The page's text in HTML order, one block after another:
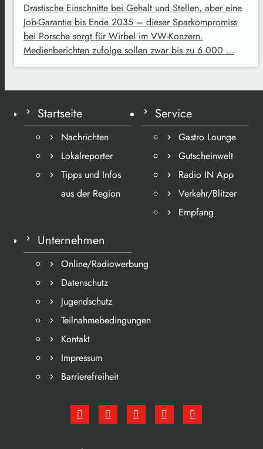
Drastische Einschnitte bei Gehalt und Stellen, aber eine
Job-Garantie bis Ende 2035 – dieser Sparkompromiss
bei Porsche sorgt für Wirbel im VW-Konzern.
Medienberichten zufolge sollen zwar bis zu 6.000 …
Startseite
Nachrichten
Lokalreporter
Tipps und Infos
aus der Region
Service
Gastro Lounge
Gutscheinwelt
Radio IN App
Verkehr/Blitzer
Empfang
Unternehmen
Online/Radiowerbung
Datenschutz
Jugendschutz
Teilnahmebedingungen
Kontakt
Impressum
Barrierefreiheit